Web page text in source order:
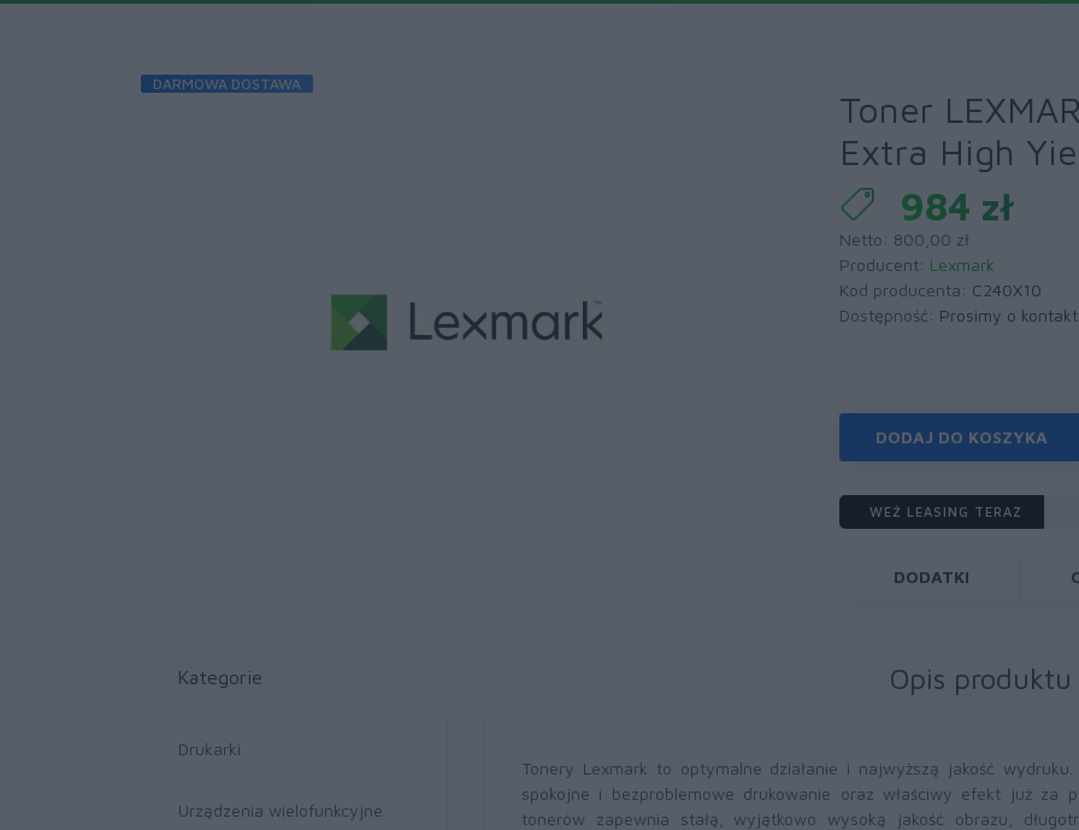
DARMOWA DOSTAWA
Toner
Extra High
984 zł
Netto: 800,00 zł
Producent: Lexmark
Kod producenta: C240X10
Dostępność: Prosimy o kontakt
DODAJ DO KOSZYKA
WEŹ LEASING TERAZ
DODATKI
Kategorie
Drukarki
Urządzenia wielofunkcyjne
Opis produktu
Tonery Lexmark to optymalne działanie i najwyższą jakość
spokojne i bezproblemowe drukowanie oraz właściwy efekt już za
tonerów zapewnia stałą, wyjątkowo wysoką jakość obrazu,